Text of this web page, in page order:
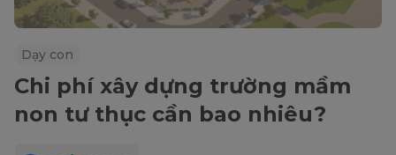
Dạy con
Chi phí xây dựng trường mầm
non tư thục cần bao nhiêu?